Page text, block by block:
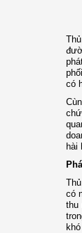
có
hài
có
thu